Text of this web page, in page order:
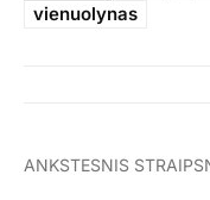
vienuolynas
ANKSTESNIS